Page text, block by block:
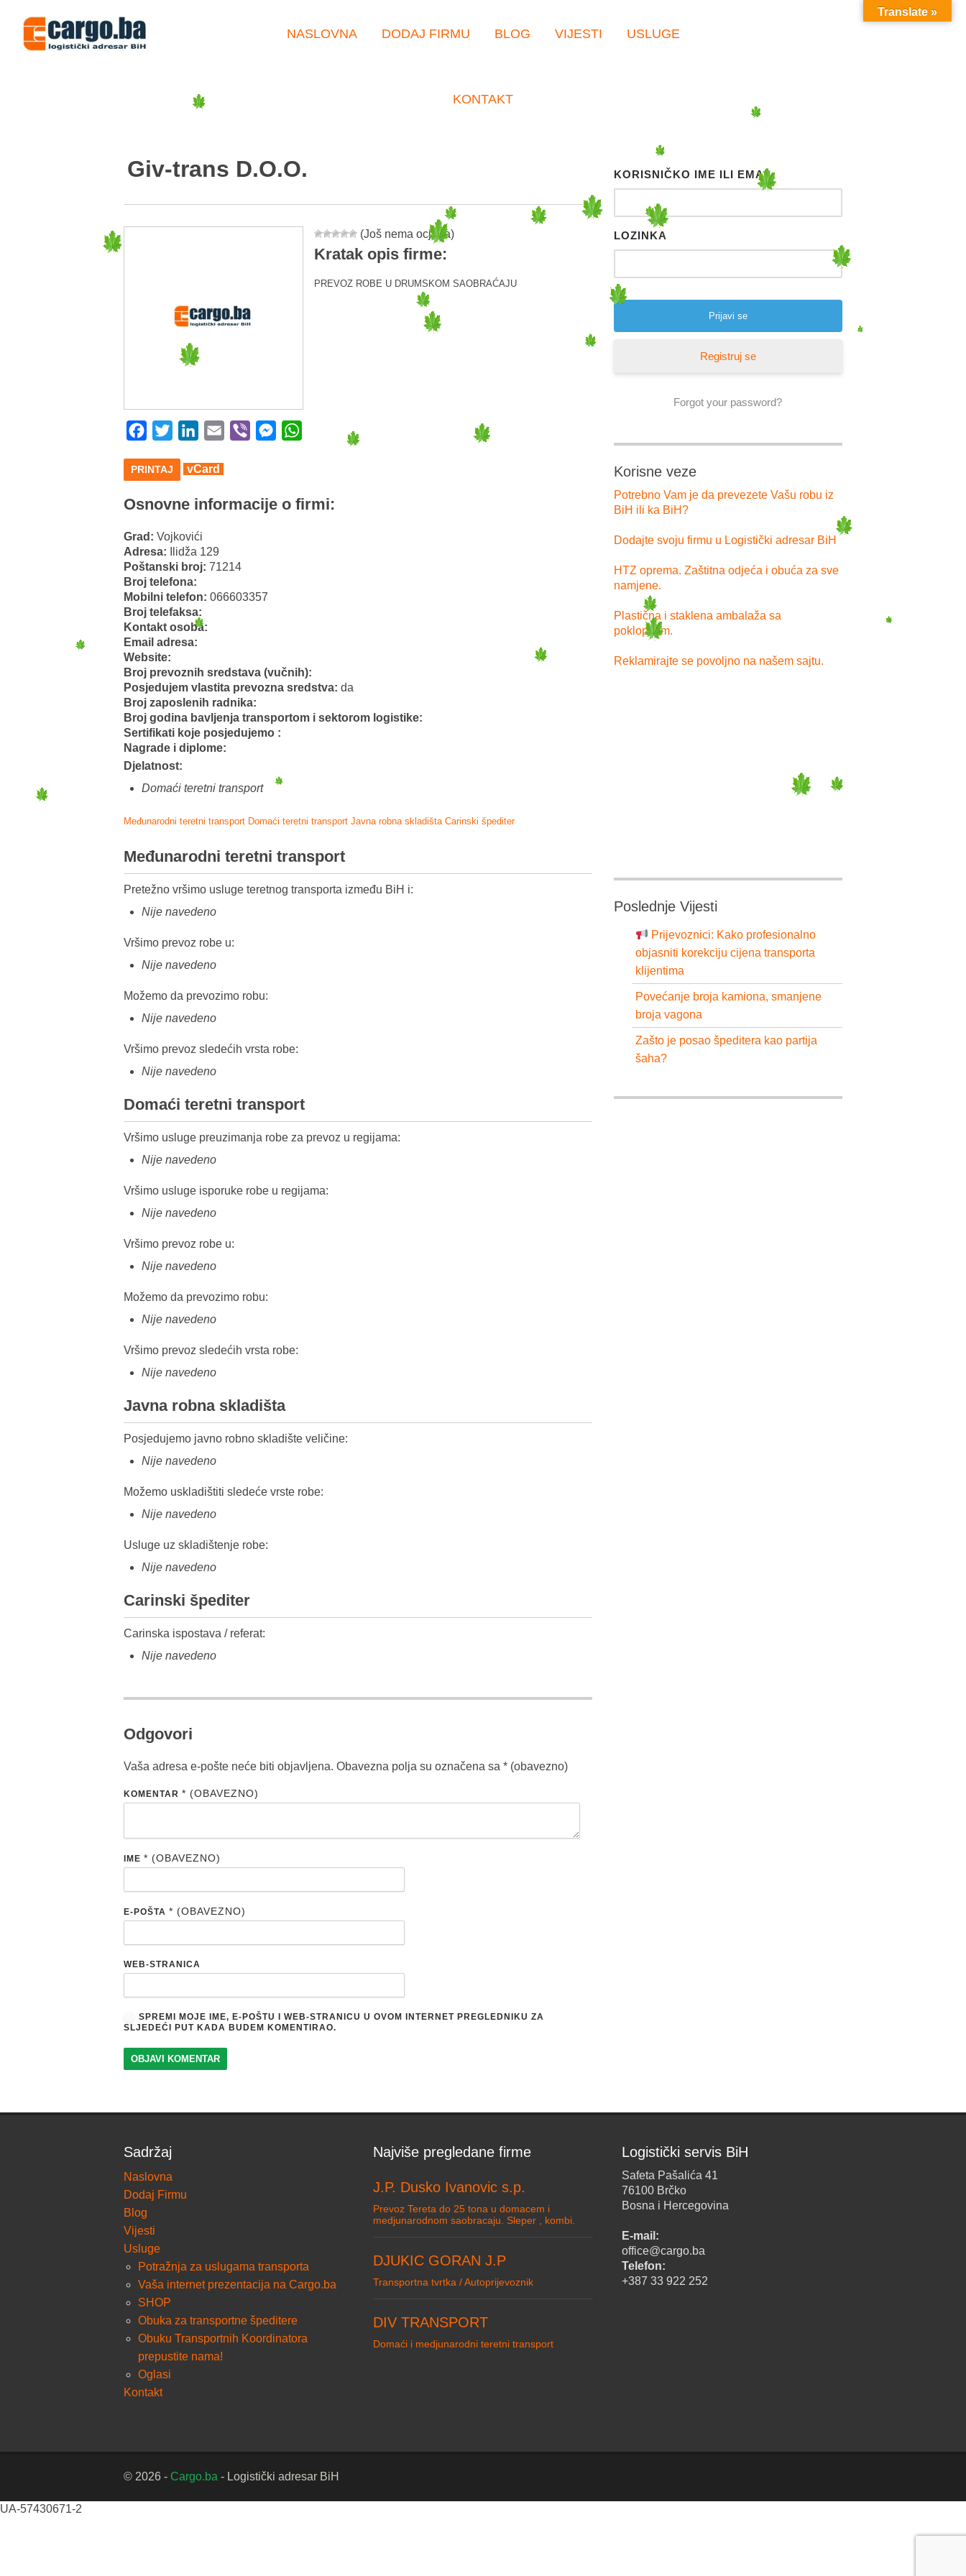
NASLOVNA DODAJ FIRMU BLOG VIJESTI USLUGE
KONTAKT
Giv-trans D.O.O.
(Još nema ocjena)
Kratak opis firme:
PREVOZ ROBE U DRUMSKOM SAOBRAĆAJU
Facebook
Twitter LinkedIn
Email Viber MessengerWhatsApp
PRINTAJ vCard
Osnovne informacije o firmi:
Grad: Vojkovići
Adresa:
Ilidža 129
Poštanski broj: 71214
Broj telefona:
Mobilni telefon: 066603357
Broj telefaksa:
Kontakt osoba:
Email adresa:
Website:
Broj prevoznih sredstava (vučnih):
Posjedujem vlastita prevozna sredstva: da
Broj zaposlenih radnika:
Broj godina bavljenja transportom i sektorom logistike:
Sertifikati koje posjedujemo :
Nagrade i diplome:
Djelatnost:
Domaći teretni transport
Međunarodni teretni transport Domaći teretni transport Javna robna skladišta Carinski špediter
Međunarodni teretni transport
Pretežno vršimo usluge teretnog transporta između BiH i:
Nije navedeno
Vršimo prevoz robe u:
Nije navedeno
Možemo da prevozimo robu:
Nije navedeno
Vršimo prevoz sledećih vrsta robe:
Nije navedeno
Domaći teretni transport
Vršimo usluge preuzimanja robe za prevoz u regijama:
Nije navedeno
Vršimo usluge isporuke robe u regijama:
Nije navedeno
Vršimo prevoz robe u:
Nije navedeno
Možemo da prevozimo robu:
Nije navedeno
Vršimo prevoz sledećih vrsta robe:
Nije navedeno
Javna robna skladišta
Posjedujemo javno robno skladište veličine:
Nije navedeno
Možemo uskladištiti sledeće vrste robe:
Nije navedeno
Usluge uz skladištenje robe:
Nije navedeno
Carinski špediter
Carinska ispostava / referat:
Nije navedeno
Odgovori
Vaša adresa e-pošte neće biti objavljena. Obavezna polja su označena sa * (obavezno)
KOMENTAR * (OBAVEZNO)
IME * (OBAVEZNO)
E-POŠTA * (OBAVEZNO)
WEB-STRANICA
SPREMI MOJE IME, E-POŠTU I WEB-STRANICU U OVOM INTERNET PREGLEDNIKU ZA
SLJEDEĆI PUT KADA BUDEM KOMENTIRAO.
KORISNIČKO IME ILI EMAIL
LOZINKA
Registruj se
Forgot your password?
Korisne veze
Potrebno Vam je da prevezete Vašu robu iz
BiH ili ka BiH?
Dodajte svoju firmu u Logistički adresar BiH
HTZ oprema. Zaštitna odjeća i obuća za sve
namjene.
Plastična i staklena ambalaža sa
poklopcem.
Reklamirajte se povoljno na našem sajtu.
Poslednje Vijesti
Prijevoznici: Kako profesionalno
objasniti korekciju cijena transporta
klijentima
Povećanje broja kamiona, smanjene
broja vagona
Zašto je posao špeditera kao partija
šaha?
Sadržaj
Naslovna
Dodaj Firmu
Blog
Vijesti
Usluge
Potražnja za uslugama transporta
Vaša internet prezentacija na Cargo.ba
SHOP
Obuka za transportne špeditere
Obuku Transportnih Koordinatora
prepustite nama!
Oglasi
Kontakt
Najviše pregledane firme
J.P. Dusko Ivanovic s.p.
Prevoz Tereta do 25 tona u domacem i
medjunarodnom saobracaju. Sleper , kombi.
DJUKIC GORAN J.P
Transportna tvrtka / Autoprijevoznik
DIV TRANSPORT
Domaći i medjunarodni teretni transport
Logistički servis BiH
Safeta Pašalića 41
76100 Brčko
Bosna i Hercegovina
E-mail:
office@cargo.ba
Telefon:
+387 33 922 252
© 2026 - Cargo.ba - Logistički adresar BiH
Translate »
UA-57430671-2